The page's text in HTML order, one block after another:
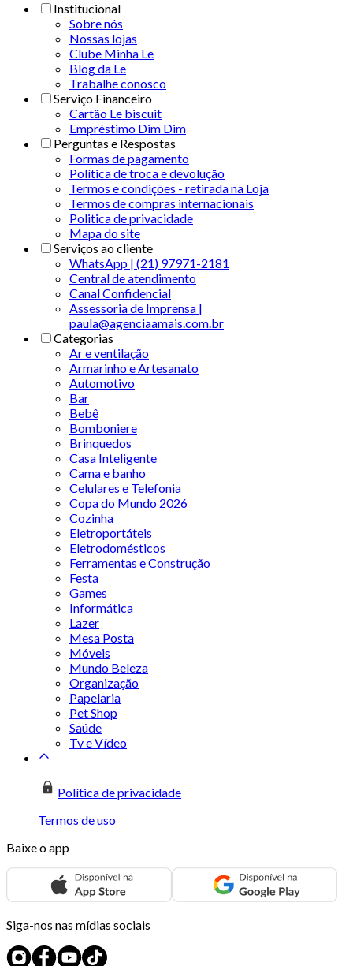
Institucional
Sobre nós
Nossas lojas
Clube Minha Le
Blog da Le
Trabalhe conosco
Serviço Financeiro
Cartão Le biscuit
Empréstimo Dim Dim
Perguntas e Respostas
Formas de pagamento
Política de troca e devolução
Termos e condições - retirada na Loja
Termos de compras internacionais
Politica de privacidade
Mapa do site
Serviços ao cliente
WhatsApp | (21) 97971-2181
Central de atendimento
Canal Confidencial
Assessoria de Imprensa |
paula@agenciaamais.com.br
Categorias
Ar e ventilação
Armarinho e Artesanato
Automotivo
Bar
Bebê
Bomboniere
Brinquedos
Casa Inteligente
Cama e banho
Celulares e Telefonia
Copa do Mundo 2026
Cozinha
Eletroportáteis
Eletrodomésticos
Ferramentas e Construção
Festa
Games
Informática
Lazer
Mesa Posta
Móveis
Mundo Beleza
Organização
Papelaria
Pet Shop
Saúde
Tv e Vídeo
Política de privacidade
Termos de uso
Baixe o app
Siga-nos nas mídias sociais